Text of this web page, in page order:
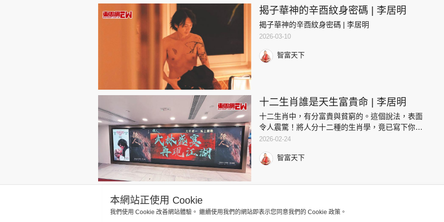
揭子華神的辛酉紋身密碼 | 李居明
揭子華神的辛酉紋身密碼 | 李居明
2026-03-10
智富天下
十二生肖誰是天生富貴命 | 李居明
十二生肖中，有分富貴與貧窮的。這個說法，表面
令人震驚！將人分十二種的生肖學，竟已寫下你一
生的榮辱？我覺得這種生肖致富觀念卻十分準確。
算！哪個生肖最多富豪？十二
2026-02-24
智富天下
關於我們 聯絡我們 隱私政策聲明 使用條款 版權及免責聲明 Copyright © 東周網 版權所有 .
本網站正使用 Cookie
我們使用 Cookie 改善網站體驗。 繼續使用我們的網站即表示您同意我們的 Cookie 政策。